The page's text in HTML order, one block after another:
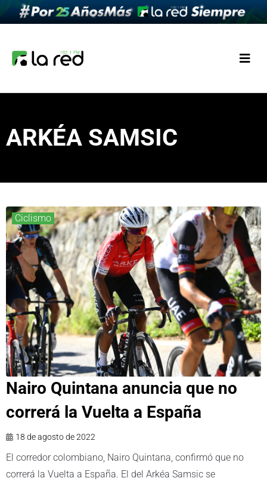
ARKÉA SAMSIC
Ciclismo
Nairo Quintana anuncia que no
correrá la Vuelta a España
18 de agosto de 2022
El corredor colombiano, Nairo Quintana, confirmó que no
correrá la Vuelta a España. El del Arkéa Samsic se